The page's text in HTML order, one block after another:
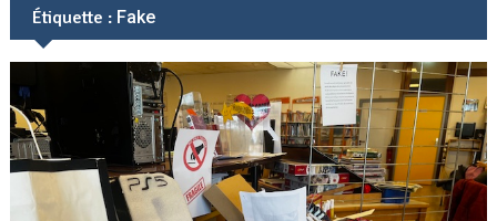
Étiquette : Fake